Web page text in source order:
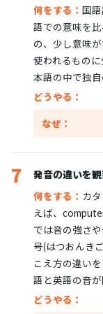
何をする： 国
語での意味を
の、少し意味
使われるもの
本語の中で独
どうやる：
なぜ：
7
発音の違いを
何をする： カ
えば、
では音の強さ
号(はつおんき
こえ方の違い
語と英語の音
どうやる：